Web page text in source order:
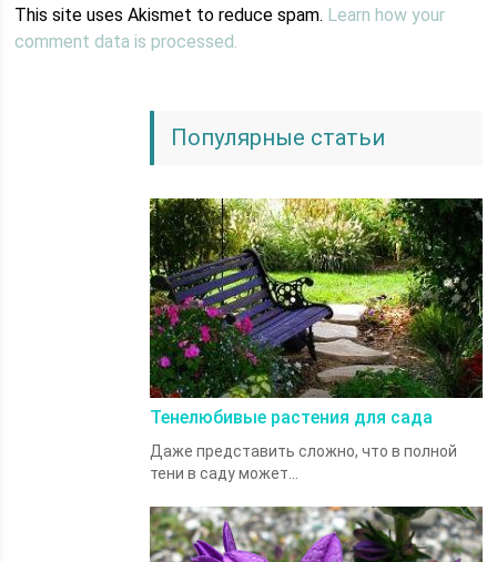
This site uses Akismet to reduce spam. Learn how your
comment data is processed.
Популярные статьи
Тенелюбивые растения для сада
Даже представить сложно, что в полной
тени в саду может...